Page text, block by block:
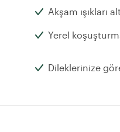
Akşam ışıkları
Yerel
Dileklerinize